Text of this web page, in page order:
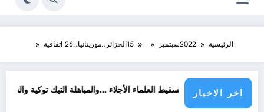
الرئيسية 2022سبتمبر 15الجزائر..موريتانيا..26 اتفاقية
اخر الاخبار
تسقيط العلماء الأجلاء …والمباهلة التيك توكية والسوشيال